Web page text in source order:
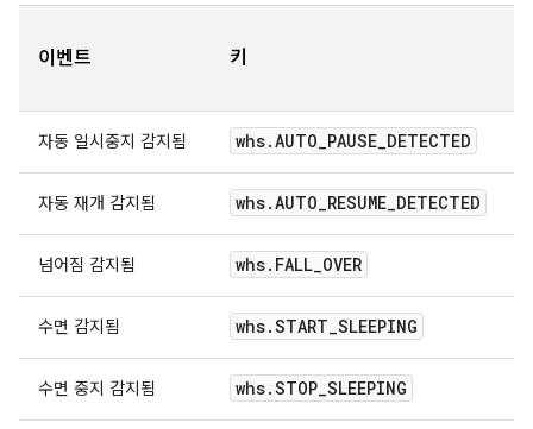
이벤트 키
자동 일시중지 감지됨 whs.AUTO_PAUSE_DETECTED
자동 재개 감지됨 whs.AUTO_RESUME_DETECTED
넘어짐 감지됨 whs.FALL_OVER
수면 감지됨 whs.START_SLEEPING
수면 중지 감지됨 whs.STOP_SLEEPING